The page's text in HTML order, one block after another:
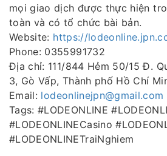
mọi giao dịch được thực hiện
toàn và có tổ chức bài bản.
Website: https://
Phone: 0355991732
Địa chỉ: 111/844 Hẻm 50/15 Đ.
3, Gò Vấp, Thành phố Hồ Chí
Email: lodeonlinejpn@gmail.com
Tags: #LODEONLINE
#LODEONLINECasino
#LODEONLINETraiNghiem